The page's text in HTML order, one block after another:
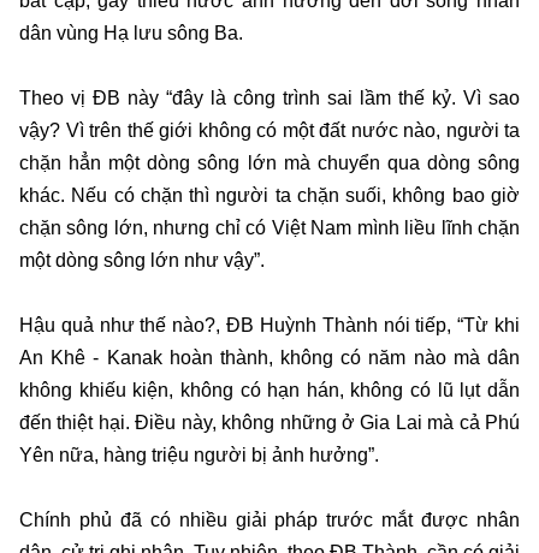
dân vùng Hạ lưu sông Ba.
Theo vị ĐB này “đây là công trình sai lầm thế kỷ. Vì sao
vậy? Vì trên thế giới không có một đất nước nào, người ta
chặn hẳn một dòng sông lớn mà chuyển qua dòng sông
khác. Nếu có chặn thì người ta chặn suối, không bao giờ
chặn sông lớn, nhưng chỉ có Việt Nam mình liều lĩnh chặn
một dòng sông lớn như vậy”.
Hậu quả như thế nào?, ĐB Huỳnh Thành nói tiếp, “Từ khi
An Khê - Kanak hoàn thành, không có năm nào mà dân
không khiếu kiện, không có hạn hán, không có lũ lụt dẫn
đến thiệt hại. Điều này, không những ở Gia Lai mà cả Phú
Yên nữa, hàng triệu người bị ảnh hưởng”.
Chính phủ đã có nhiều giải pháp trước mắt được nhân